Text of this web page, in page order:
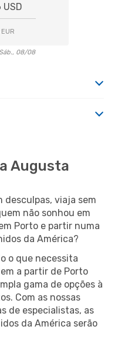
USD
08/08
Augusta
desculpas, viaja sem
não sonhou em
Porto e partir numa
da América?
o que necessita
a partir de Porto
gama de opções à
Com as nossas
de especialistas, as
da América serão